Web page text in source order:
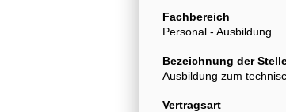
Fachbereich
Personal - Ausbildung
Bezeichnung der
Ausbildung zum
Vertragsart